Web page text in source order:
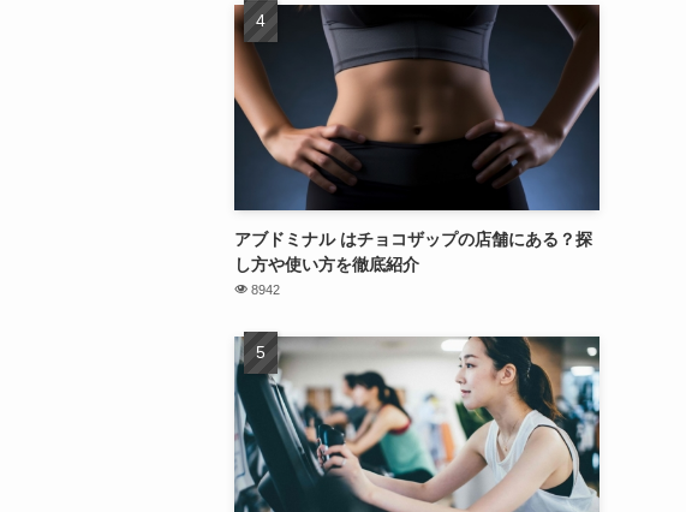
アブドミナル はチョコザップの店舗にある？探
し方や使い方を徹底紹介
8942